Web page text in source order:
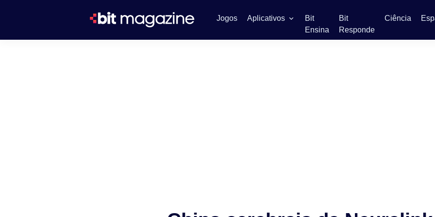
Jogos Aplicativos
Bit
Ensina
Bit
Responde
Ciência